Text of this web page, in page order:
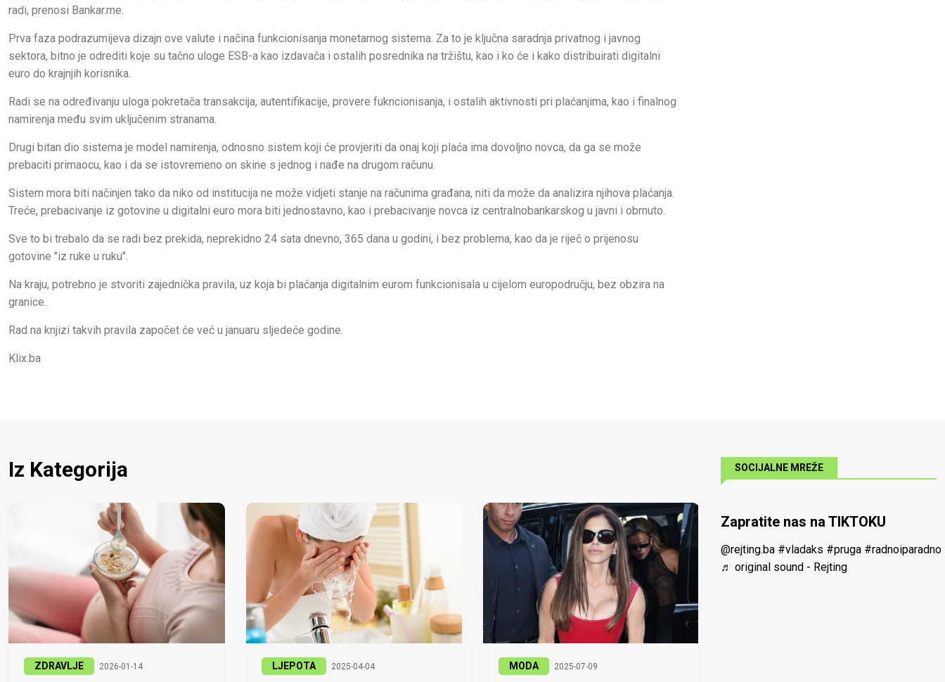
radi, prenosi Bankar.me.
Prva faza podrazumijeva dizajn ove valute i načina funkcionisanja monetarnog sistema. Za to je ključna saradnja privatnog i javnog
sektora, bitno je odrediti koje su tačno uloge ESB-a kao izdavača i ostalih posrednika na tržištu, kao i ko će i kako distribuirati digitalni
euro do krajnjih korisnika.
Radi se na određivanju uloga pokretača transakcija, autentifikacije, provere fukncionisanja, i ostalih aktivnosti pri plaćanjima, kao i finalnog
namirenja među svim uključenim stranama.
Drugi bitan dio sistema je model namirenja, odnosno sistem koji će provjeriti da onaj koji plaća ima dovoljno novca, da ga se može
prebaciti primaocu, kao i da se istovremeno on skine s jednog i nađe na drugom računu.
Sistem mora biti načinjen tako da niko od institucija ne može vidjeti stanje na računima građana, niti da može da analizira njihova plaćanja.
Treće, prebacivanje iz gotovine u digitalni euro mora biti jednostavno, kao i prebacivanje novca iz centralnobankarskog u javni i obrnuto.
Sve to bi trebalo da se radi bez prekida, neprekidno 24 sata dnevno, 365 dana u godini, i bez problema, kao da je riječ o prijenosu
gotovine "iz ruke u ruku".
Na kraju, potrebno je stvoriti zajednička pravila, uz koja bi plaćanja digitalnim eurom funkcionisala u cijelom europodručju, bez obzira na
granice.
Rad na knjizi takvih pravila započet će već u januaru sljedeće godine.
Klix.ba
Iz Kategorija
ZDRAVLJE 2026-01-14 LJEPOTA 2025-04-04 MODA 2025-07-09
SOCIJALNE MREŽE
Zapratite nas na TIKTOKU
@rejting.ba #vladaks #pruga #radnoiparadno
♬ original sound - Rejting